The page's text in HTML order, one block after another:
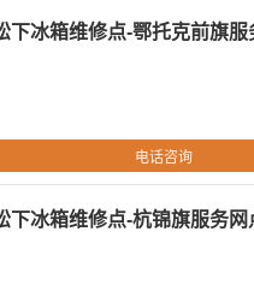
下冰箱维修点-鄂托克前旗服
电话咨询
下冰箱维修点-杭锦旗服务网